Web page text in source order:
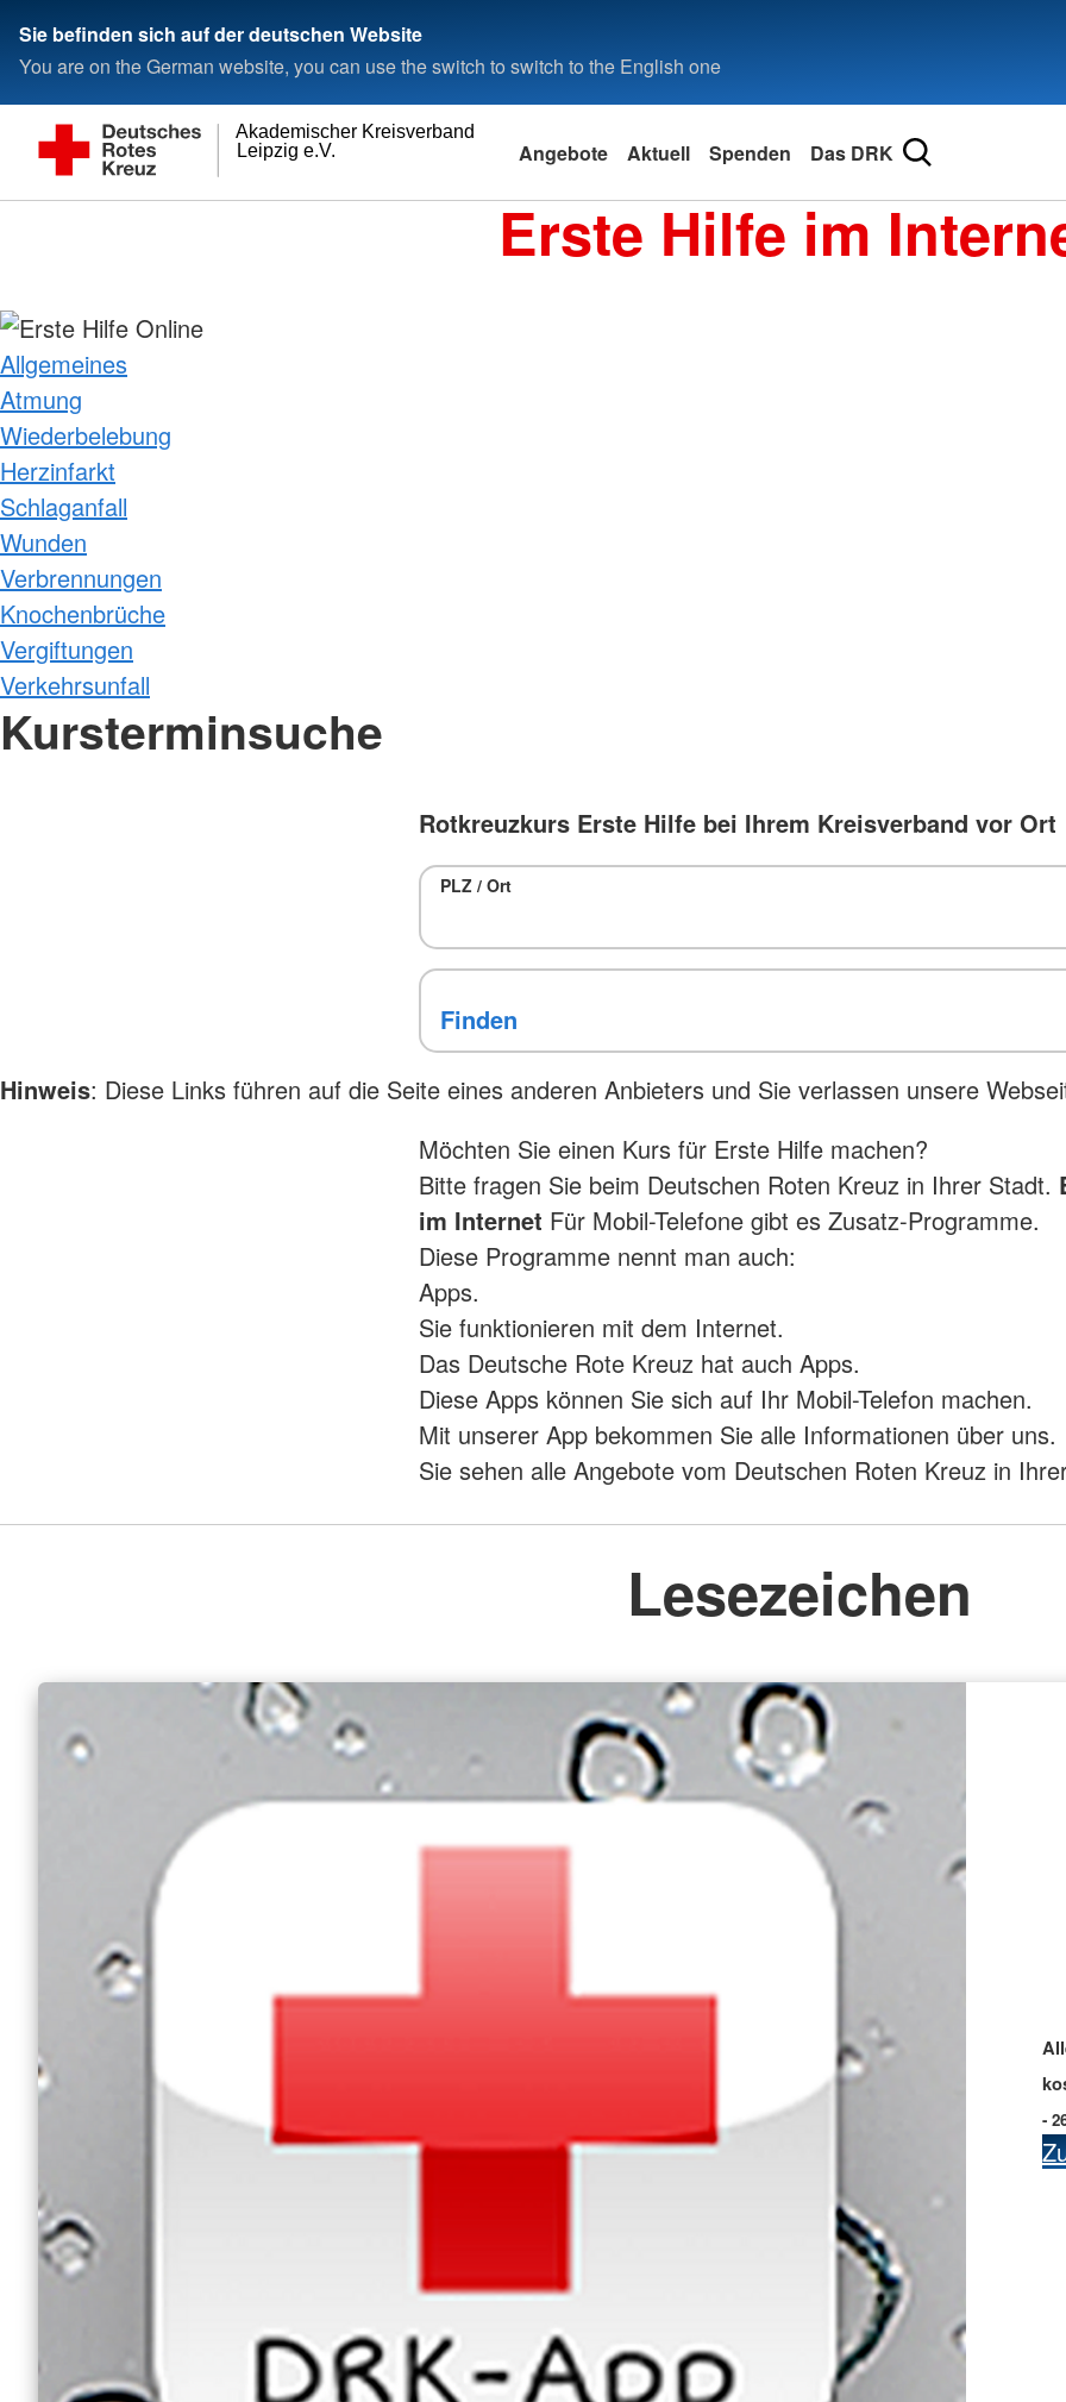
Sie befinden sich auf der deutschen Website
You are on the German website, you can use the switch to switch to the English one
Leipzig e.V.
Akademischer Kreisverband
Angebote Aktuell Spenden Das DRK
Erste Hilfe im
Allgemeines
Atmung
Wiederbelebung
Herzinfarkt
Schlaganfall
Wunden
Verbrennungen
Knochenbrüche
Vergiftungen
Verkehrsunfall
Kursterminsuche
Rotkreuzkurs Erste Hilfe bei Ihrem Kreisverband vor Ort
PLZ / Ort
Hinweis: Diese Links führen auf die Seite eines anderen Anbieters und Sie verlassen unsere
Möchten Sie einen Kurs für Erste Hilfe machen?
Bitte fragen Sie beim Deutschen Roten Kreuz in Ihrer Stadt.
im Internet Für Mobil-Telefone gibt es Zusatz-Programme.
Diese Programme nennt man auch:
Apps.
Sie funktionieren mit dem Internet.
Das Deutsche Rote Kreuz hat auch Apps.
Diese Apps können Sie sich auf Ihr Mobil-Telefon machen.
Mit unserer App bekommen Sie alle Informationen über uns.
Sie sehen alle Angebote vom Deutschen Roten Kreuz in
Lesezeichen
-